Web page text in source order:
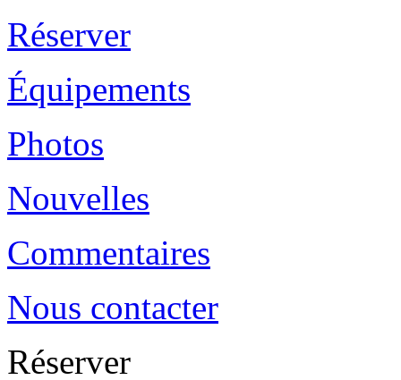
Réserver
Équipements
Photos
Nouvelles
Commentaires
Nous contacter
Réserver